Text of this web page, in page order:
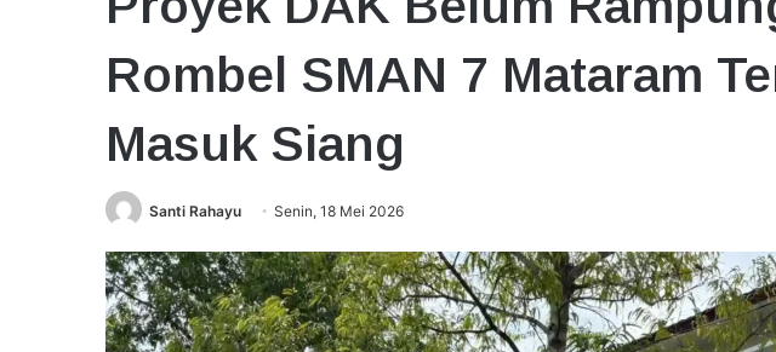
Rombel SMAN 7 Mataram
Masuk Siang
Santi Rahayu Senin, 18 Mei 2026